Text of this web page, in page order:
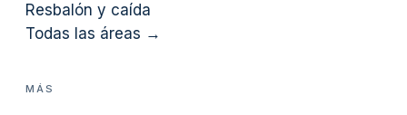
Resbalón y caída
Todas las áreas →
MÁS